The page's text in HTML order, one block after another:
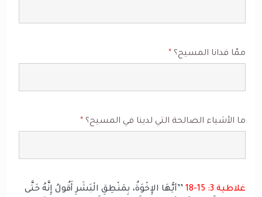
ممّا فدانا المسيح؟ *
ما الأشياء الصالحة التي لدينا في المسيح؟ *
غلاطية 3: 15-18 ’’أيُّهَا الإِخْوَةُ، بِمَنْطِقِ الْبَشَرِ أَقُولُ إِنَّهُ حَتَّى